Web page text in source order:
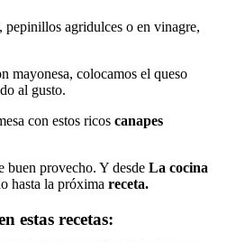
pepinillos agridulces o en vinagre,
mayonesa, colocamos el queso
al gusto.
con estos ricos canapes
buen provecho. Y desde La cocina
hasta la próxima receta.
estas recetas: